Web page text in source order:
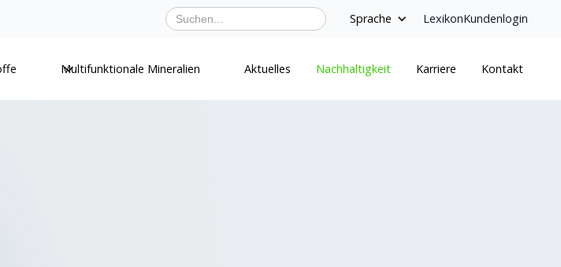
Sprache LexikonKundenlogin
Multifunktionale Mineralien Aktuelles Nachhaltigkeit Karriere Kontakt